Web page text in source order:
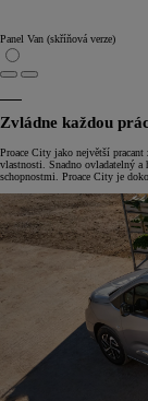
Panel Van (skříňová verze)
Zvládne každou
Proace City jako největší
vlastnosti. Snadno ovladatelný
schopnostmi. Proace City je